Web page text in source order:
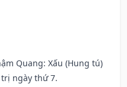
Quang: Xấu (Hung tú)
ngày thứ 7.